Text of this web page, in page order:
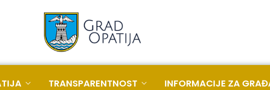
TRANSPARENTNOST INFORMACIJE ZA